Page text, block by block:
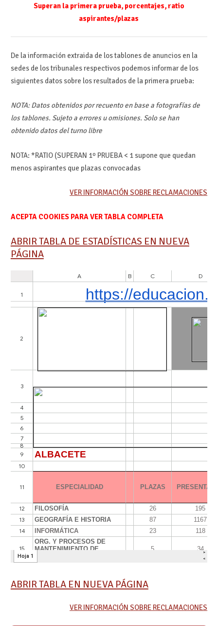
Superan la primera prueba, porcentajes, ratio
aspirantes/plazas
De la información extraida de los tablones de anuncios en la
sedes de los tribunales respectivos podemos informar de los
siguientes datos sobre los resultados de la primera prueba:
NOTA: Datos obtenidos por recuento en base a fotografías de
los tablones. Sujeto a errores u omisiones. Solo se han
obtenido datos del turno libre
NOTA: *RATIO (SUPERAN 1º PRUEBA < 1 supone que quedan
menos aspirantes que plazas convocadas
VER INFORMACIÓN SOBRE RECLAMACIONES
ACEPTA COOKIES PARA VER TABLA COMPLETA
ABRIR TABLA DE ESTADÍSTICAS EN NUEVA
PÁGINA
ABRIR TABLA EN NUEVA PÁGINA
VER INFORMACIÓN SOBRE RECLAMACIONES